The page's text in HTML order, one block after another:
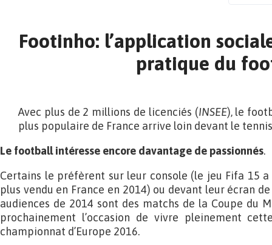
Footinho: l’application
pratique du
Avec plus de 2 millions de licenciés (INSEE), le
plus populaire de France arrive loin devant le
Le football intéresse encore davantage de passionnés.
Certains le préfèrent sur leur console (le jeu Fifa 15
plus vendu en France en 2014) ou devant leur écran
audiences de 2014 sont des matchs de la Coupe du
prochainement l’occasion de vivre pleinement
championnat d’Europe 2016.